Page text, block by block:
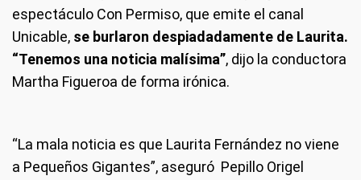
espectáculo Con Permiso, que emite el canal
Unicable, se burlaron despiadadamente de Laurita.
“Tenemos una noticia malísima”, dijo la conductora
Martha Figueroa de forma irónica.
“La mala noticia es que Laurita Fernández no viene
a Pequeños Gigantes”, aseguró Pepillo Origel